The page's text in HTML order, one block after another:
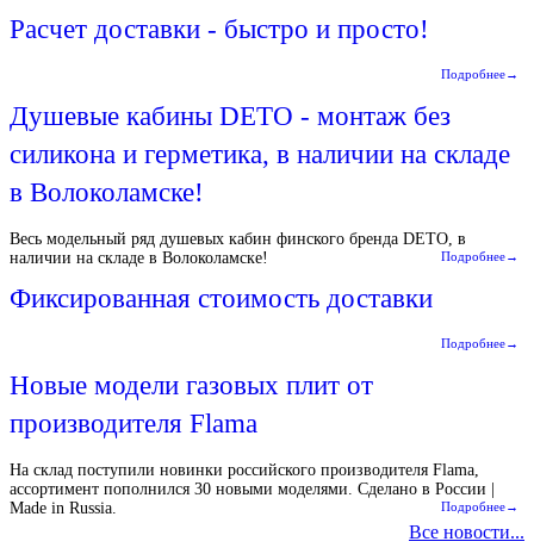
Расчет доставки - быстро и просто!
Подробнее→
Душевые кабины DETO - монтаж без
силикона и герметика, в наличии на складе
в Волоколамске!
Весь модельный ряд душевых кабин финского бренда DETO, в
наличии на складе в Волоколамске!
Подробнее→
Фиксированная стоимость доставки
Подробнее→
Новые модели газовых плит от
производителя Flama
На склад поступили новинки российского производителя Flama,
ассортимент пополнился 30 новыми моделями. Сделано в России |
Made in Russia.
Подробнее→
Все новости...